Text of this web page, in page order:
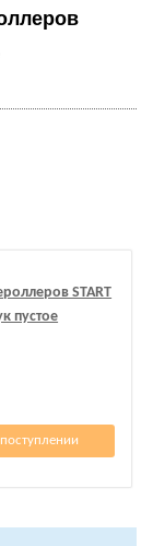
START
пустое